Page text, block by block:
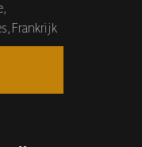
Frankrijk